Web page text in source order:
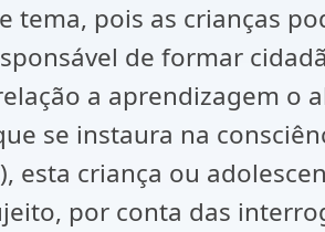
pois as crianças
de formar
a aprendizagem o
se instaura na
esta criança ou
por conta das